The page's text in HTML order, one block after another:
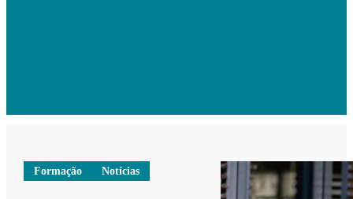
Formação Notícias